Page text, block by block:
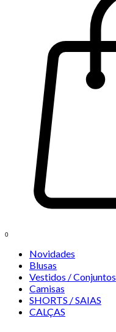
0
Novidades
Blusas
Vestidos / Conjuntos
Camisas
SHORTS / SAIAS
CALÇAS